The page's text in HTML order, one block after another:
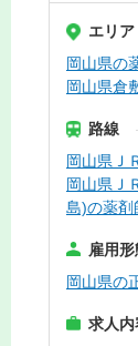
エリア
岡山県の
岡山県倉
路線
岡山県Ｊ
岡山県Ｊ
島)の薬剤
雇用
岡山県の
求人内